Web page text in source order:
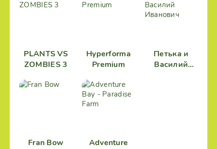
PLANTS VS
ZOMBIES 3
Hyperforma
Premium
Петька и
Василий
Fran Bow
Adventure